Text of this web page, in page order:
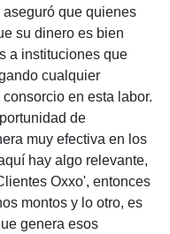
que quienes
su dinero es bien
a instituciones que
cualquier
en esta labor.
de
muy efectiva en los
hay algo relevante,
Oxxo', entonces
montos y lo otro, es
genera esos